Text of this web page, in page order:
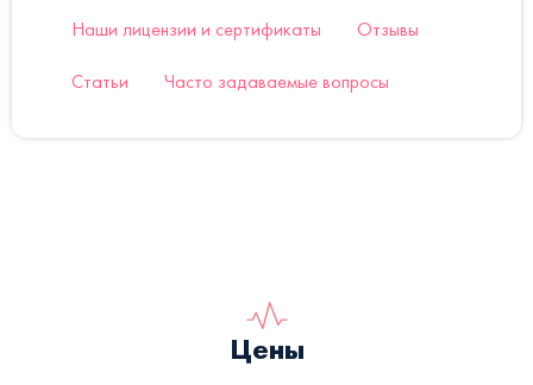
Наши лицензии и сертификаты Отзывы
Статьи Часто задаваемые вопросы
Цены